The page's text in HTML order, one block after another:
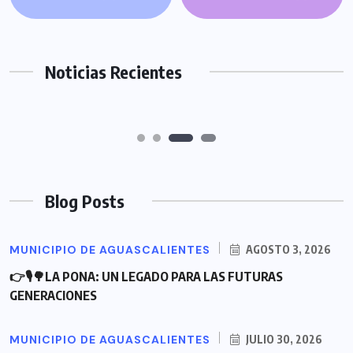
Noticias Recientes
MORELOS AL ESCUCHAR, ATENDER Y
JULIO 30, 2026
CAIMANES POR TEMPORADA DE
JULIO 29, 2026
Blog Posts
MUNICIPIO DE AGUASCALIENTES AGOSTO 3, 2026
👉🎙🌳LA PONA: UN LEGADO PARA LAS FUTURAS
GENERACIONES
MUNICIPIO DE AGUASCALIENTES JULIO 30, 2026